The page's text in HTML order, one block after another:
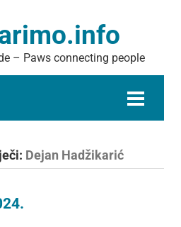
– Paws connecting people
Dejan Hadžikarić